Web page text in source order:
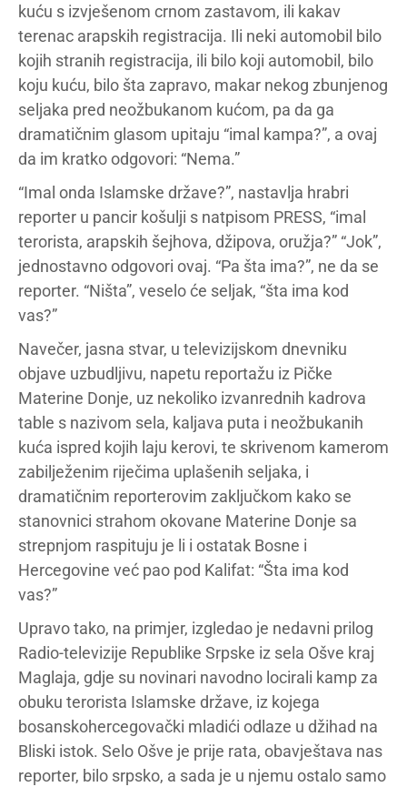
kuću s izvješenom crnom zastavom, ili kakav
terenac arapskih registracija. Ili neki automobil bilo
kojih stranih registracija, ili bilo koji automobil, bilo
koju kuću, bilo šta zapravo, makar nekog zbunjenog
seljaka pred neožbukanom kućom, pa da ga
dramatičnim glasom upitaju “imal kampa?”, a ovaj
da im kratko odgovori: “Nema.”
“Imal onda Islamske države?”, nastavlja hrabri
reporter u pancir košulji s natpisom PRESS, “imal
terorista, arapskih šejhova, džipova, oružja?” “Jok”,
jednostavno odgovori ovaj. “Pa šta ima?”, ne da se
reporter. “Ništa”, veselo će seljak, “šta ima kod
vas?”
Navečer, jasna stvar, u televizijskom dnevniku
objave uzbudljivu, napetu reportažu iz Pičke
Materine Donje, uz nekoliko izvanrednih kadrova
table s nazivom sela, kaljava puta i neožbukanih
kuća ispred kojih laju kerovi, te skrivenom kamerom
zabilježenim riječima uplašenih seljaka, i
dramatičnim reporterovim zaključkom kako se
stanovnici strahom okovane Materine Donje sa
strepnjom raspituju je li i ostatak Bosne i
Hercegovine već pao pod Kalifat: “Šta ima kod
vas?”
Upravo tako, na primjer, izgledao je nedavni prilog
Radio-televizije Republike Srpske iz sela Ošve kraj
Maglaja, gdje su novinari navodno locirali kamp za
obuku terorista Islamske države, iz kojega
bosanskohercegovački mladići odlaze u džihad na
Bliski istok. Selo Ošve je prije rata, obavještava nas
reporter, bilo srpsko, a sada je u njemu ostalo samo